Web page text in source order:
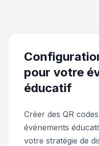
pour votre
éducatif
Créer des QR
événements
votre stratégie de